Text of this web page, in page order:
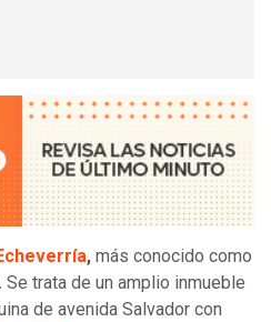
, más conocido como
Se trata de un amplio inmueble
de avenida Salvador con